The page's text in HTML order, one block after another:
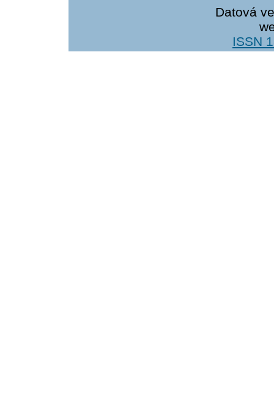
Datová
ISSN